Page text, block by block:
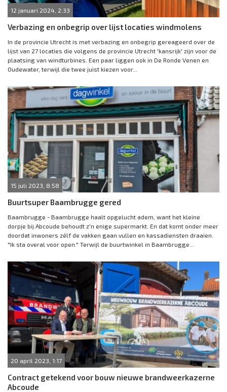
12 januari 2024, 2:33
Verbazing en onbegrip over lijst locaties windmolens
In de provincie Utrecht is met verbazing en onbegrip gereageerd over de
lijst van 27 locaties die volgens de provincie Utrecht 'kansrijk' zijn voor de
plaatsing van windturbines. Een paar liggen ook in De Ronde Venen en
Oudewater, terwijl die twee juist kiezen voor...
15 juli 2023, 8:58
Buurtsuper Baambrugge gered
Baambrugge - Baambrugge haalt opgelucht adem, want het kleine
dorpje bij Abcoude behoudt z'n enige supermarkt. En dat komt onder meer
doordat inwoners zélf de vakken gaan vullen en kassadiensten draaien.
"Ik sta overal voor open." Terwijl de buurtwinkel in Baambrugge...
20 april 2023, 1:17
Contract getekend voor bouw nieuwe brandweerkazerne
Abcoude